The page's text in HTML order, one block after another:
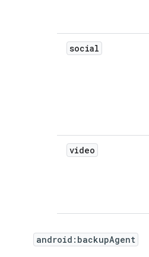
social
video
android:backupAgent